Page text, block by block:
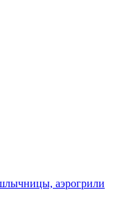
аэрогрили